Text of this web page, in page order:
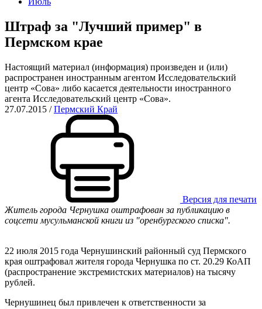
Штраф за "Лучший пример" в
Пермском крае
Настоящий материал (информация) произведен и (или)
распространен иностранным агентом Исследовательский
центр «Сова» либо касается деятельности иностранного
агента Исследовательский центр «Сова».
27.07.2015 /Пермский Край
Версия для печати
Житель города Чернушка оштрафован за публикацию в
соцсети мусульманской книги из "оренбургского списка".
22 июля 2015 года Чернушинский районный суд Пермского
края оштрафовал жителя города Чернушка по ст. 20.29 КоАП
(распространение экстремистских материалов) на тысячу
рублей.
Чернушинец был привлечен к ответственности за